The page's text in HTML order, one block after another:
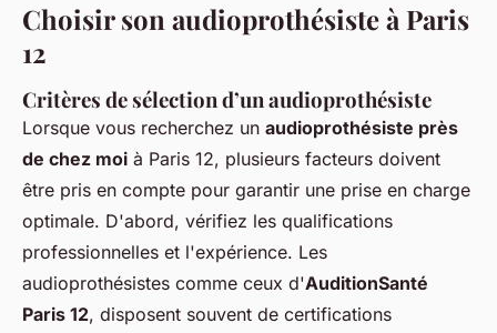
Choisir son audioprothésiste à Paris
12
Critères de sélection d’un audioprothésiste
Lorsque vous recherchez un audioprothésiste près
de chez moi à Paris 12, plusieurs facteurs doivent
être pris en compte pour garantir une prise en charge
optimale. D'abord, vérifiez les qualifications
professionnelles et l'expérience. Les
audioprothésistes comme ceux d'AuditionSanté
Paris 12, disposent souvent de certifications